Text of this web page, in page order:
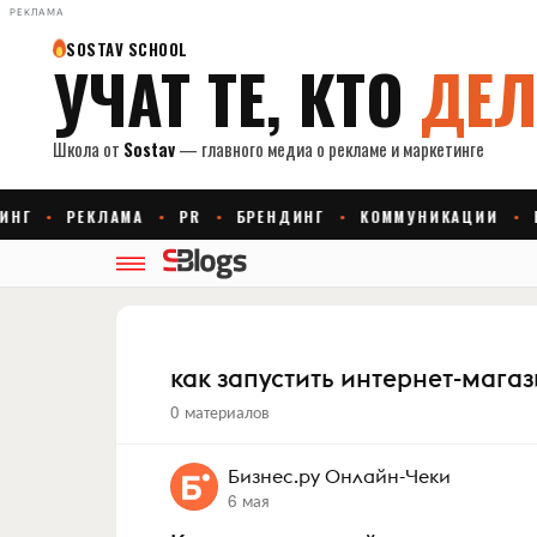
РЕКЛАМА
как запустить интернет-
0 материалов
Бизнес.ру Онлайн-Чеки
6 мая